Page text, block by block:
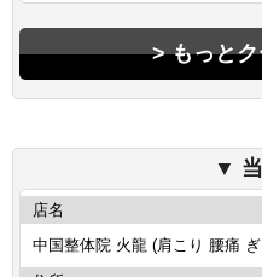
もっと
店名
中国整体院 火龍 (肩こり 腰痛